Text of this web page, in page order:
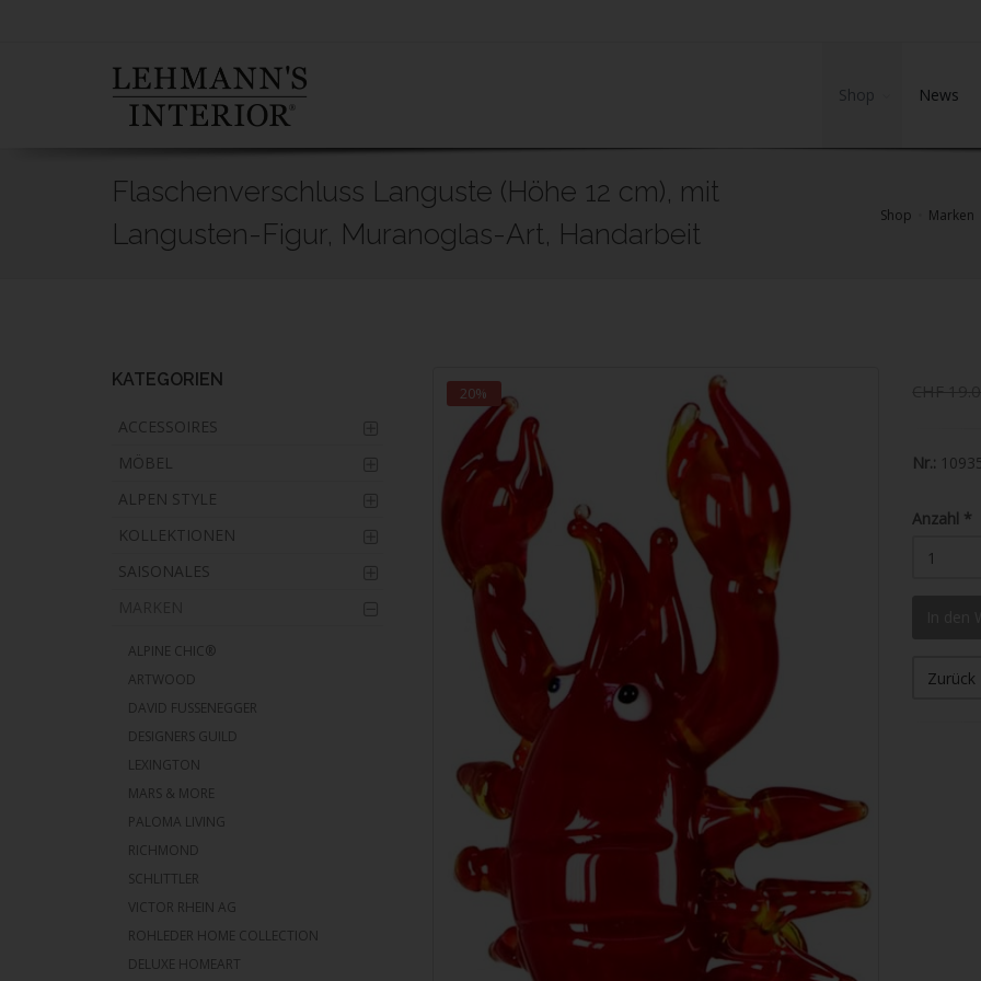
Shop News
Flaschenverschluss Languste (Höhe 12 cm), mit
Langusten-Figur, Muranoglas-Art, Handarbeit
Shop Marken
KATEGORIEN
ACCESSOIRES
MÖBEL
ALPEN STYLE
KOLLEKTIONEN
SAISONALES
ALPINE CHIC®
ARTWOOD
DAVID FUSSENEGGER
DESIGNERS GUILD
LEXINGTON
MARS & MORE
PALOMA LIVING
RICHMOND
SCHLITTLER
VICTOR RHEIN AG
ROHLEDER HOME COLLECTION
DELUXE HOMEART
20%
Nr.:
Anzahl *
Zurück